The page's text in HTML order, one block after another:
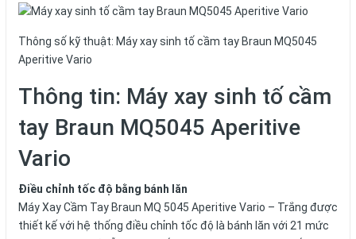
Thông số kỹ thuật: Máy xay sinh tố cầm tay Braun MQ5045
Aperitive Vario
Thông tin: Máy xay sinh tố cầm
tay Braun MQ5045 Aperitive
Vario
Điều chỉnh tốc độ bằng bánh lăn
Máy Xay Cầm Tay Braun MQ 5045 Aperitive Vario – Trắng được
thiết kế với hệ thống điều chỉnh tốc độ là bánh lăn với 21 mức